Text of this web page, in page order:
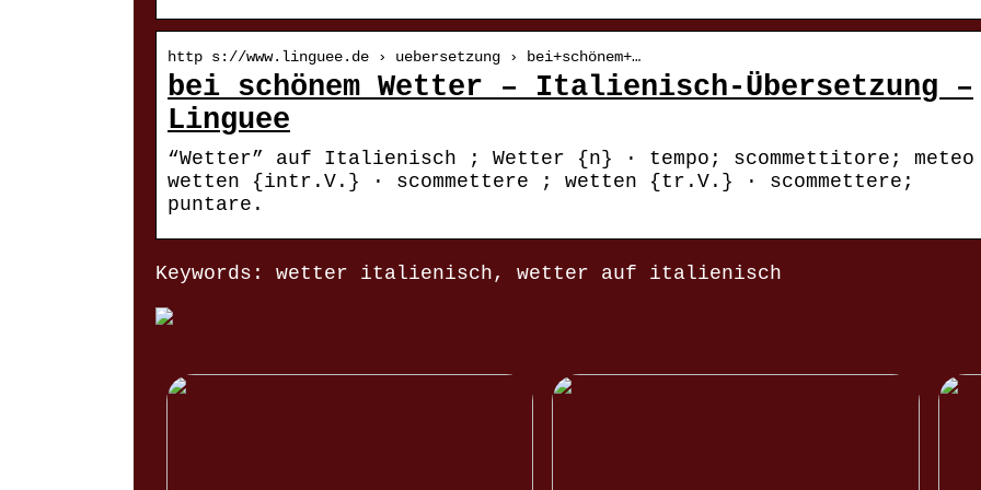
http s://www.linguee.de › uebersetzung › bei+schönem+…
bei schönem Wetter – Italienisch-Übersetzung –
Linguee
“Wetter” auf Italienisch ; Wetter {n} · tempo; scommettitore;
wetten {intr.V.} · scommettere ; wetten {tr.V.} · scommettere;
puntare.
Keywords: wetter italienisch, wetter auf italienisch